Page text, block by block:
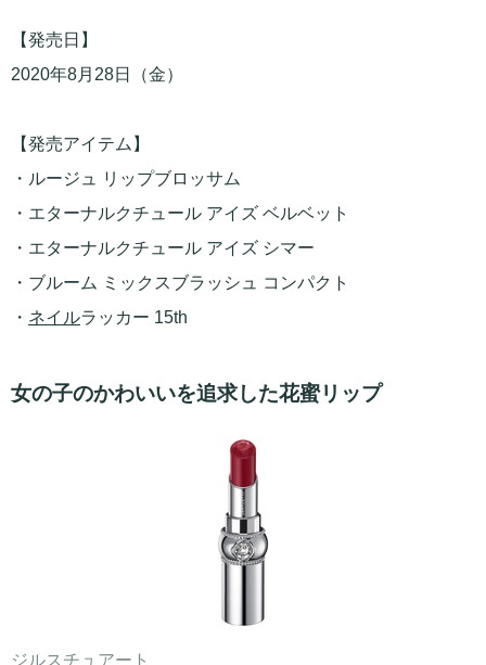
【発売日】
2020年8月28日（金）
【発売アイテム】
・ルージュ リップブロッサム
・エターナルクチュール アイズ ベルベット
・エターナルクチュール アイズ シマー
・ブルーム ミックスブラッシュ コンパクト
・ ネイルラッカー 15th
女の子のかわいいを追求した花蜜リップ
ジルスチュアート